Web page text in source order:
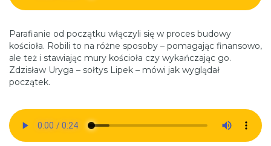
Parafianie od początku włączyli się w proces budowy
kościoła. Robili to na różne sposoby – pomagając finansowo,
ale też i stawiając mury kościoła czy wykańczając go.
Zdzisław Uryga – sołtys Lipek – mówi jak wyglądał
początek.